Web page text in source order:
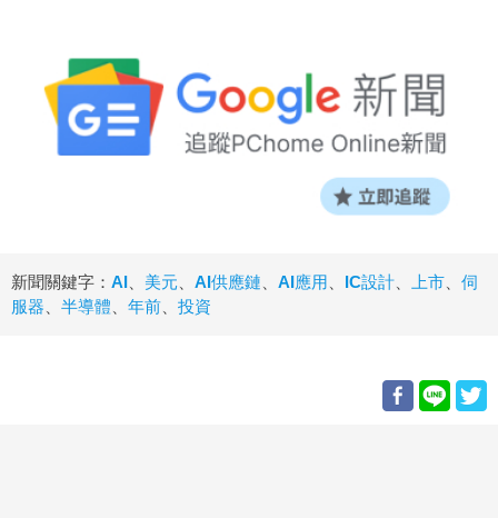
新聞關鍵字： AI 美元 AI供應鏈 AI應用 IC設計 上市
伺
服器
半導體 年前 投資